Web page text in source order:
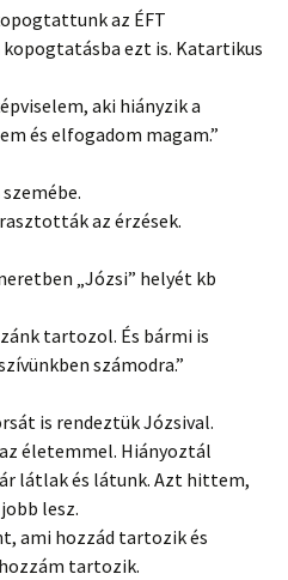
az ÉFT
ezt is. Katartikus
aki hiányzik a
és elfogadom magam.”
az érzések.
„Józsi” helyét kb
tartozol. És bármi is
számodra.”
is rendeztük Józsival.
életemmel. Hiányoztál
látlak és látunk. Azt hittem,
lesz.
ami hozzád tartozik és
tartozik.